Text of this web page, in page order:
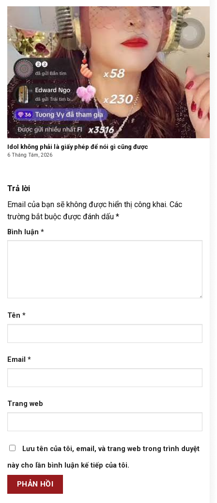
Idol không phải là giấy phép để nói gì cũng được
6 Tháng Tám, 2026
Trả lời
Email của bạn sẽ không được hiển thị công khai. Các
trường bắt buộc được đánh dấu *
Bình luận *
Tên *
Email *
Trang web
Lưu tên của tôi, email, và trang web trong trình duyệt
này cho lần bình luận kế tiếp của tôi.